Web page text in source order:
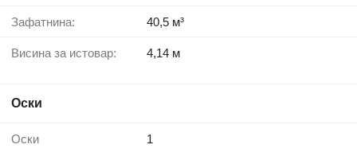
Зафатнина: 40,5 м³
Висина за истовар: 4,14 м
Оски
Оски 1